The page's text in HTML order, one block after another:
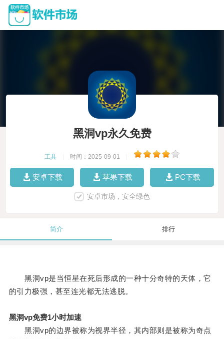
黑洞vp永久免费
工具 时间：2025-09-01
安卓下载 苹果下载 PC下载
安卓市场，安全绿色
简介 排行
黑洞vp是当恒星在死后形成的一种十分奇特的天体，它
的引力极强，甚至连光都无法逃脱。
黑洞vp免费1小时加速
黑洞vp的边界被称为视界半径，其内部则是被称为奇点